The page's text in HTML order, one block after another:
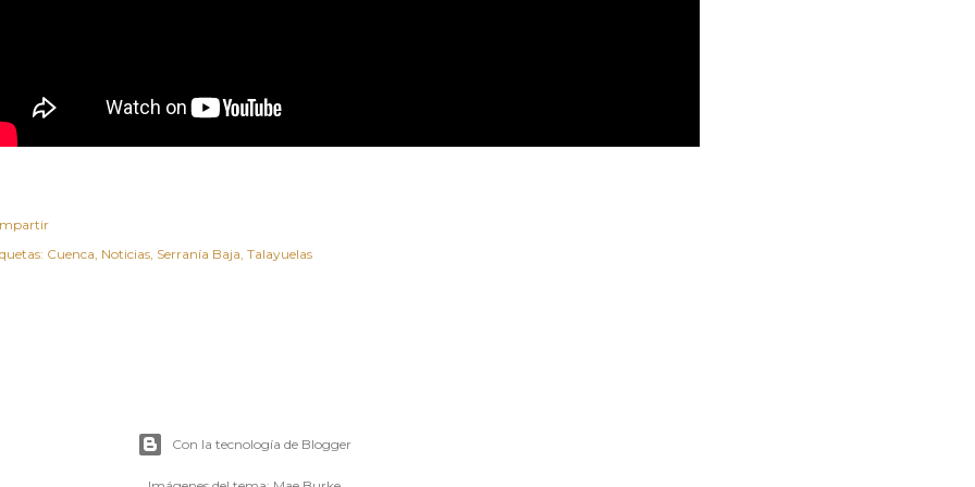
Cuenca Noticias Serranía Baja Talayuelas
Con la tecnología de Blogger